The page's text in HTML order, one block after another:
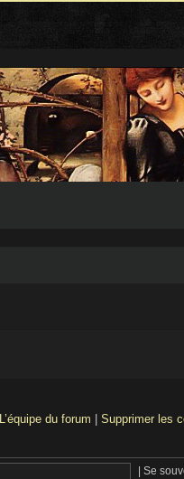
L’équipe du forum Supprimer les
Se